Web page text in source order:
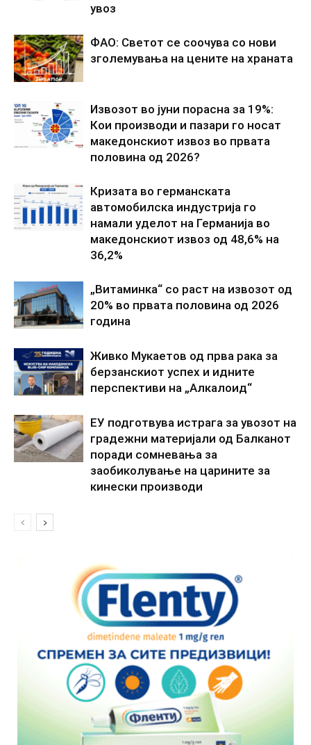
увоз
ФАО: Светот се соочува со нови
зголемувања на цените на храната
Извозот во јуни порасна за 19%:
Кои производи и пазари го носат
македонскиот извоз во првата
половина од 2026?
Кризата во германската
автомобилска индустрија го
намали уделот на Германија во
македонскиот извоз од 48,6% на
36,2%
„Витаминка“ со раст на извозот од
20% во првата половина од 2026
година
Живко Мукаетов од прва рака за
берзанскиот успех и идните
перспективи на „Алкалоид“
ЕУ подготвува истрага за увозот на
градежни материјали од Балканот
поради сомневања за
заобиколување на царините за
кинески производи